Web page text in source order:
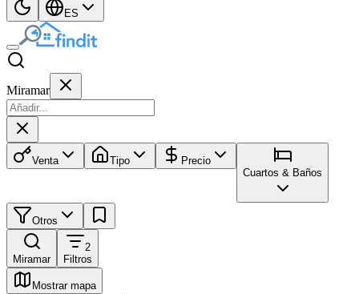
ES
Miramar
Venta Tipo
Precio
Cuartos & Baños
Otros
Miramar
2
Filtros
Mostrar mapa